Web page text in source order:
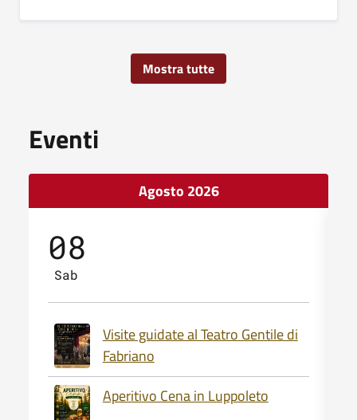
Mostra tutte
Eventi
Agosto 2026
08
Sab
Visite guidate al Teatro Gentile di
Fabriano
Aperitivo Cena in Luppoleto